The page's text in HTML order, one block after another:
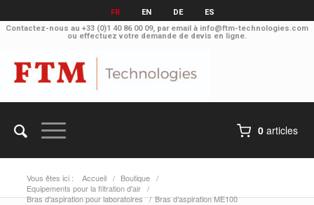
FR EN DE
ES
Contactez-nous au +33 (0)1 40 86 00 09, par email à info@ftm-technologies.com
ou effectuez votre demande de devis en ligne.
0 articles
Vous êtes ici : Accueil / Boutique /
Equipements pour la filtration d'air /
Bras d'aspiration pour laboratoires / Bras d’aspiration ME100